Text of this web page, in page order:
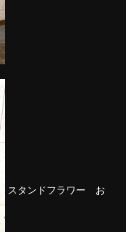
スタンドフラワー お